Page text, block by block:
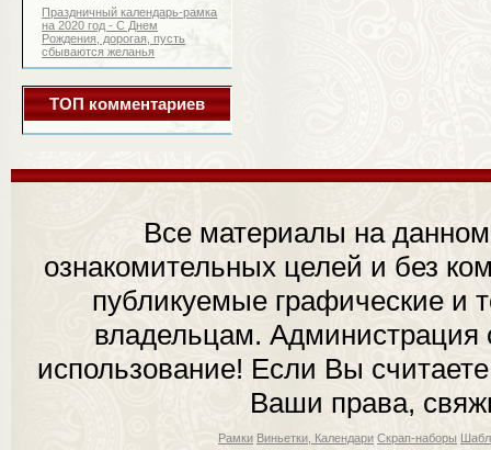
Праздничный календарь-рамка
на 2020 год - С Днем
Рождения, дорогая, пусть
сбываются желанья
ТОП комментариев
Все материалы на
ознакомительных целей и без
публикуемые графические и
владельцам. Администрация
использование! Если Вы
Ваши права,
Рамки Виньетки, Календари Скрап-наборы